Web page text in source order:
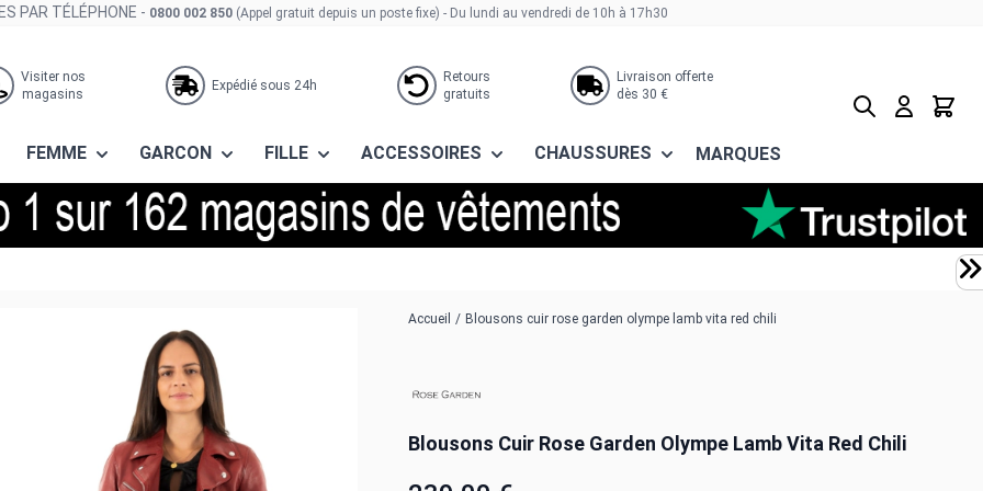
PAR TÉLÉPHONE - 0800 002 850 (Appel gratuit depuis un poste fixe) - Du lundi au vendredi de 10h à 17h30
Visiter nos
magasins
Expédié sous 24h
Retours
gratuits
Livraison offerte
dès 30 €
FEMME GARCON FILLE ACCESSOIRES CHAUSSURES MARQUES
Rechercher
Panier
lamb vita red chili Accueil / Blousons cuir rose garden olympe lamb vita red chili
Blousons Cuir Rose Garden Olympe Lamb Vita Red Chili